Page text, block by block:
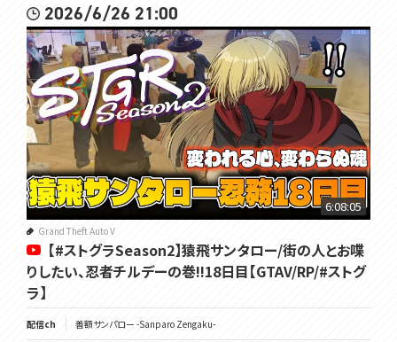
2026/6/26 21:00
6:08:05
Grand Theft Auto V
【#ストグラSeason2】猿飛サンタロー/街の人とお喋
りしたい、忍者チルデーの巻!!18日目【GTAV/RP/#ストグ
ラ】
配信ch 善額サンパロー -Sanparo Zengaku-